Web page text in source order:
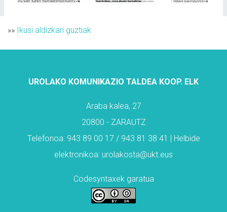
»» Ikusi aldizkari guztiak
UROLAKO KOMUNIKAZIO TALDEA KOOP. ELK
Araba kalea, 27
20800 - ZARAUTZ
Telefonoa: 943 89 00 17 / 943 81 38 41 | Helbide
elektronikoa: urolakosta@ukt.eus
Codesyntaxek garatua